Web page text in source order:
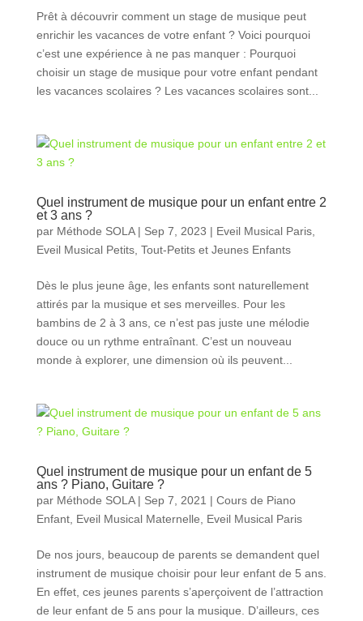
Prêt à découvrir comment un stage de musique peut
enrichir les vacances de votre enfant ? Voici pourquoi
c’est une expérience à ne pas manquer : Pourquoi
choisir un stage de musique pour votre enfant pendant
les vacances scolaires ? Les vacances scolaires sont...
Quel instrument de musique pour un enfant entre 2
et 3 ans ?
par Méthode SOLA| Sep 7, 2023 | Eveil Musical Paris,
Eveil Musical Petits, Tout-Petits et Jeunes Enfants
Dès le plus jeune âge, les enfants sont naturellement
attirés par la musique et ses merveilles. Pour les
bambins de 2 à 3 ans, ce n’est pas juste une mélodie
douce ou un rythme entraînant. C’est un nouveau
monde à explorer, une dimension où ils peuvent...
Quel instrument de musique pour un enfant de 5
ans ? Piano, Guitare ?
par Méthode SOLA| Sep 7, 2021 | Cours de Piano
Enfant, Eveil Musical Maternelle Eveil Musical Paris
De nos jours, beaucoup de parents se demandent quel
instrument de musique choisir pour leur enfant de 5 ans.
En effet, ces jeunes parents s’aperçoivent de l’attraction
de leur enfant de 5 ans pour la musique. D’ailleurs, ces